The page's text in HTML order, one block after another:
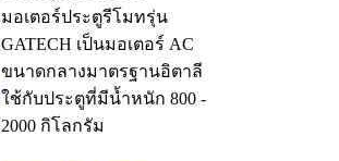
มอเตอร์ประตูรีโมทรุ่น
GATECH เป็นมอเตอร์ AC
ขนาดกลางมาตรฐานอิตาลี
ใช้กับประตูที่มีน้ำหนัก 800 -
2000 กิโลกรัม